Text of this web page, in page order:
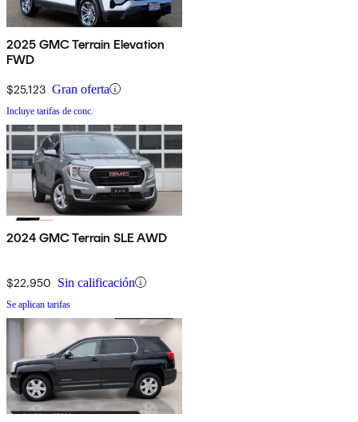
2025 GMC Terrain Elevation
FWD
$25,123 Gran oferta
Incluye tarifas de conc.
2024 GMC Terrain SLE AWD
$22,950 Sin calificación
Se aplican tarifas